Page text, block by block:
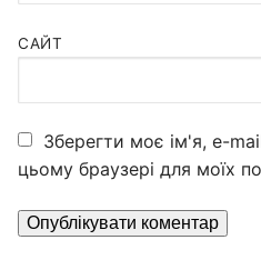
САЙТ
Зберегти моє ім'я, e-
цьому браузері для моїх